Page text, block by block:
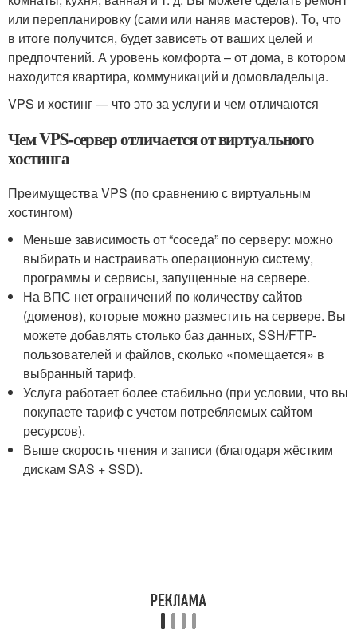
или перепланировку (сами или наняв мастеров). То, что
в итоге получится, будет зависеть от ваших целей и
предпочтений. А уровень комфорта – от дома, в котором
находится квартира, коммуникаций и домовладельца.
VPS и хостинг — что это за услуги и чем отличаются
Чем VPS-сервер отличается от виртуального
хостинга
Преимущества VPS (по сравнению с виртуальным
хостингом)
Меньше зависимость от “соседа” по серверу: можно
выбирать и настраивать операционную систему,
программы и сервисы, запущенные на сервере.
На ВПС нет ограничений по количеству сайтов
(доменов), которые можно разместить на сервере. Вы
можете добавлять столько баз данных, SSH/FTP-
пользователей и файлов, сколько «помещается» в
выбранный тариф.
Услуга работает более стабильно (при условии, что вы
покупаете тариф с учетом потребляемых сайтом
ресурсов).
Выше скорость чтения и записи (благодаря жёстким
дискам SAS + SSD).